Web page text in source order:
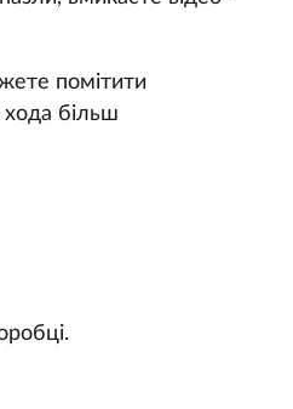
помітити
хода більш